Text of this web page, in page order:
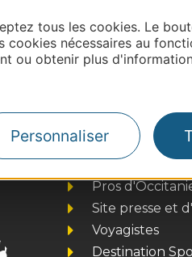
tous les cookies. Le
nécessaires au
ou obtenir plus
Personnaliser
| Map data ©
Tourisme
Thermalisme
Pros
Site presse et
Voyagistes
Destination